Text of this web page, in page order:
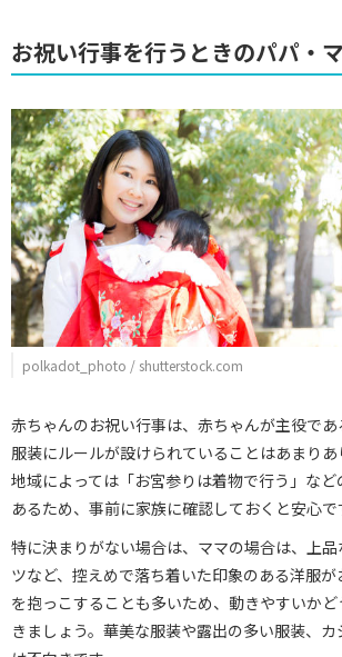
お祝い行事を行うときのパパ・
polkadot_photo / shutterstock.com
赤ちゃんのお祝い行事は、赤ちゃんが主役で
服装にルールが設けられていることはあまりあ
地域によっては「お宮参りは着物で行う」な
あるため、事前に家族に確認しておくと安心で
特に決まりがない場合は、ママの場合は、上
ツなど、控えめで落ち着いた印象のある洋服
を抱っこすることも多いため、動きやすいか
きましょう。華美な服装や露出の多い服装、